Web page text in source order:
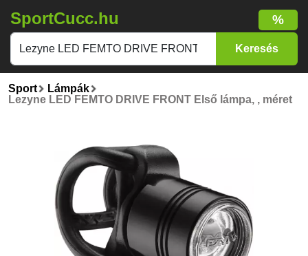
SportCucc.hu %
Sport
Lámpák
Lezyne LED FEMTO DRIVE FRONT Első lámpa, , méret